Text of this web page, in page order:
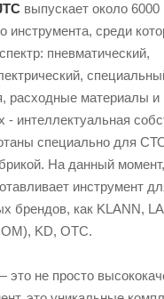
выпускает около
инструмента, среди
пневматический,
расходные материалы
- интеллектуальная
специально для
На данный
инструмент
брендов, как KLANN,
KD, OTC.
это не просто